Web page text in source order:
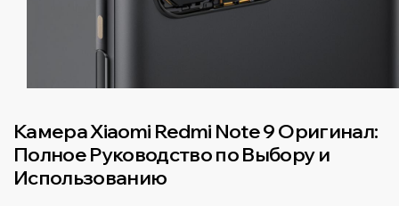
Камера Xiaomi Redmi Note 9 Оригинал:
Полное Руководство по Выбору и
Использованию